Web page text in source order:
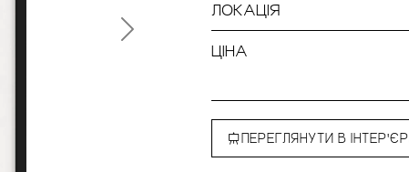
Next
ЛОКАЦІЯ
ЦІНА
ПЕРЕГЛЯНУТИ В ІНТЕР'ЄРІ